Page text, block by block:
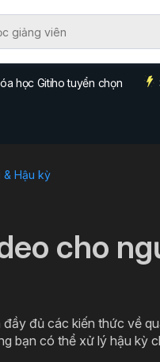
học Gitiho tuyển chọn
& Hậu kỳ
cho
đủ các kiến thức về
bạn có thể xử lý hậu kỳ